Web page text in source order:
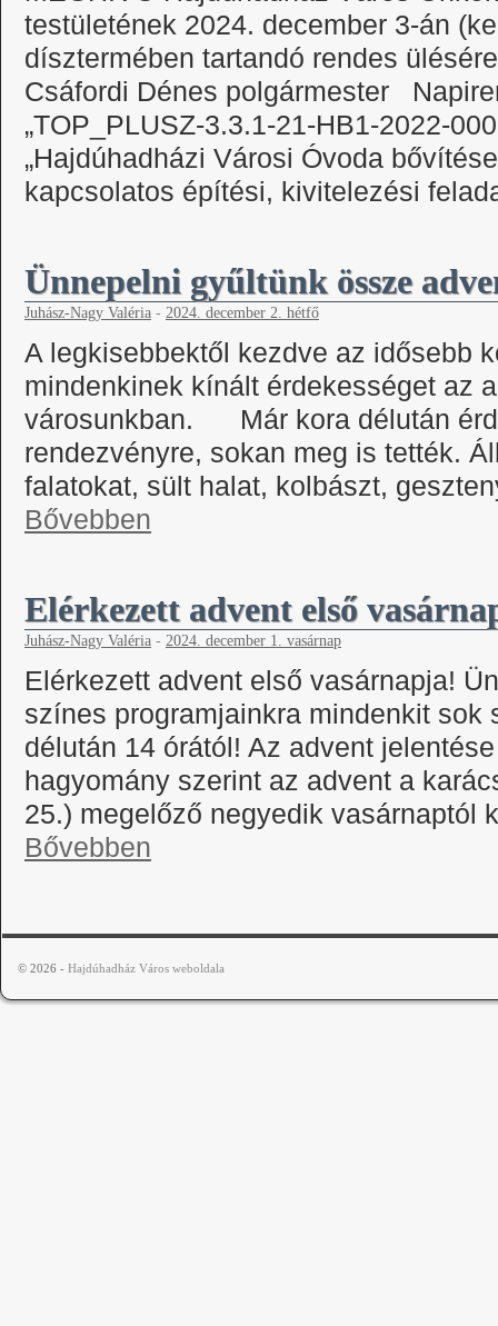
testületének 2024. december 3-án
dísztermében tartandó rendes
Csáfordi Dénes polgármester
„TOP_PLUSZ-3.3.1-21-HB1-2022-
„Hajdúhadházi Városi Óvoda
kapcsolatos építési, kivitelezési
Ünnepelni gyűltünk össze
Juhász-Nagy Valéria - 2024. december 2. hétfő
A legkisebbektől kezdve az idősebb
mindenkinek kínált érdekességet az
városunkban. Már kora délután
rendezvényre, sokan meg is tették.
falatokat, sült halat, kolbászt,
Bővebben
Elérkezett advent első
Juhász-Nagy Valéria - 2024. december 1. vasárnap
Elérkezett advent első vasárnapja!
színes programjainkra mindenkit sok
délután 14 órától! Az advent
hagyomány szerint az advent a
25.) megelőző negyedik vasárnaptól
Bővebben
© 2026 - Hajdúhadház Város weboldala